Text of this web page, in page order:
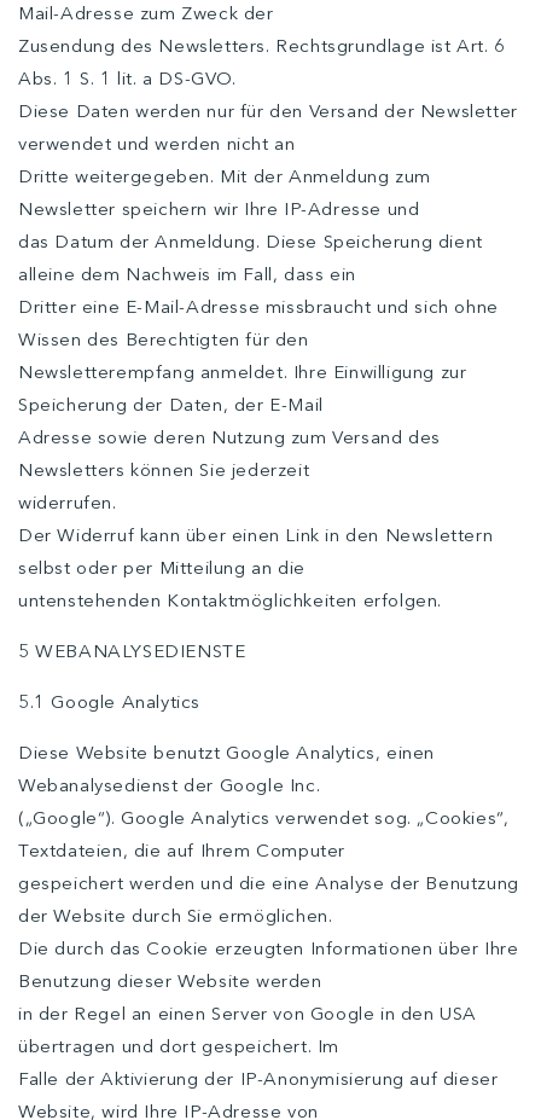
Mail-Adresse zum Zweck der
Zusendung des Newsletters. Rechtsgrundlage ist Art. 6
Abs. 1 S. 1 lit. a DS-GVO.
Diese Daten werden nur für den Versand der Newsletter
verwendet und werden nicht an
Dritte weitergegeben. Mit der Anmeldung zum
Newsletter speichern wir Ihre IP-Adresse und
das Datum der Anmeldung. Diese Speicherung dient
alleine dem Nachweis im Fall, dass ein
Dritter eine E-Mail-Adresse missbraucht und sich ohne
Wissen des Berechtigten für den
Newsletterempfang anmeldet. Ihre Einwilligung zur
Speicherung der Daten, der E-Mail
Adresse sowie deren Nutzung zum Versand des
Newsletters können Sie jederzeit
widerrufen.
Der Widerruf kann über einen Link in den Newslettern
selbst oder per Mitteilung an die
untenstehenden Kontaktmöglichkeiten erfolgen.
5 WEBANALYSEDIENSTE
5.1 Google Analytics
Diese Website benutzt Google Analytics, einen
Webanalysedienst der Google Inc.
(„Google“). Google Analytics verwendet sog. „Cookies“,
Textdateien, die auf Ihrem Computer
gespeichert werden und die eine Analyse der Benutzung
der Website durch Sie ermöglichen.
Die durch das Cookie erzeugten Informationen über Ihre
Benutzung dieser Website werden
in der Regel an einen Server von Google in den USA
übertragen und dort gespeichert. Im
Falle der Aktivierung der IP-Anonymisierung auf dieser
Website, wird Ihre IP-Adresse von